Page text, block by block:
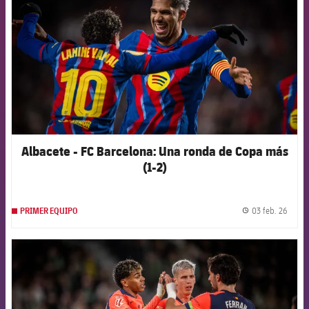
Albacete - FC Barcelona: Una ronda de Copa más
(1-2)
PRIMER EQUIPO 03 feb. 26
FCB Barcelona badge